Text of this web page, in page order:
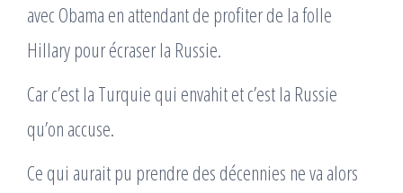
avec Obama en attendant de profiter de la folle
Hillary pour écraser la Russie.
Car c’est la Turquie qui envahit et c’est la Russie
qu’on accuse.
Ce qui aurait pu prendre des décennies ne va alors